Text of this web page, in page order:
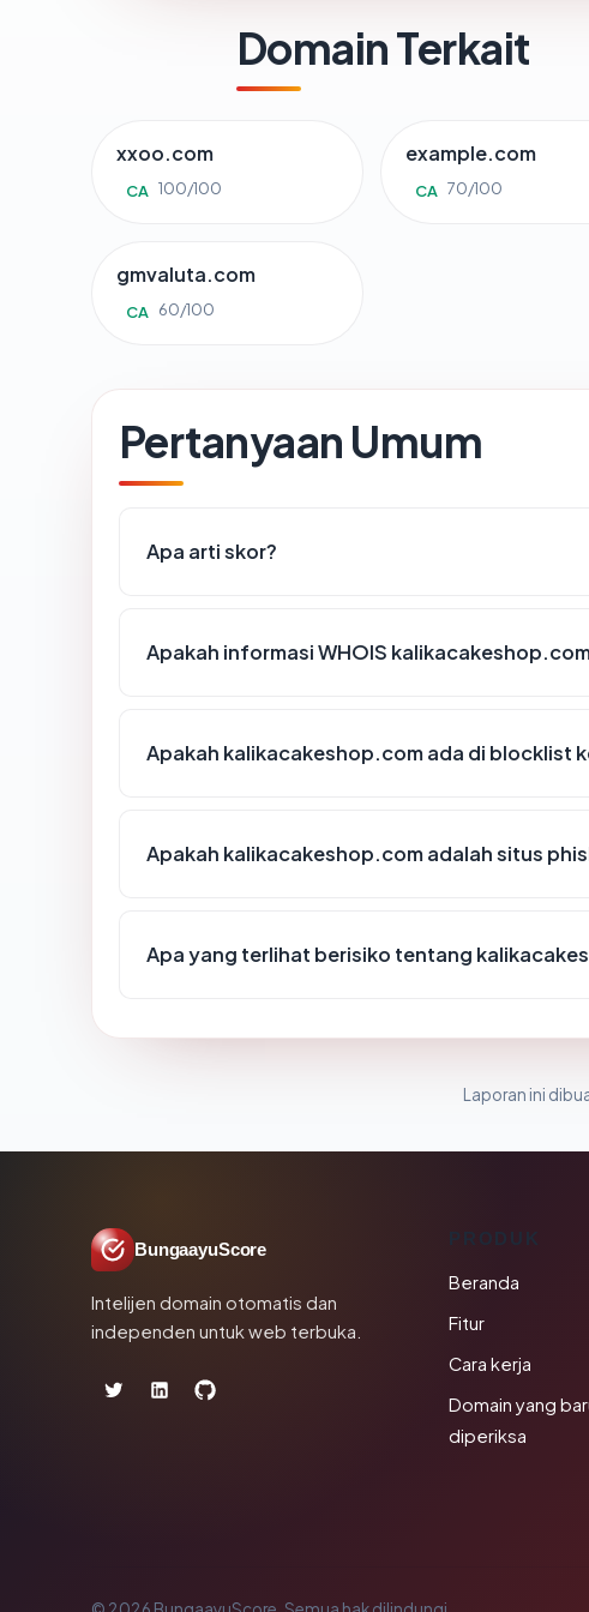
Domain Terkait
xxoo.com
CA 100/100
example.com
CA 70/100
gmvaluta.com
CA 60/100
Pertanyaan Umum
Apa arti skor?
Apakah informasi WHOIS
Apakah kalikacakeshop.com ada di blocklist
Apakah kalikacakeshop.com adalah situs
Apa yang terlihat berisiko tentang
Laporan ini
BungaayuScore
Intelijen domain otomatis dan
independen untuk web terbuka.
Beranda
Fitur
Cara kerja
Domain yang
diperiksa